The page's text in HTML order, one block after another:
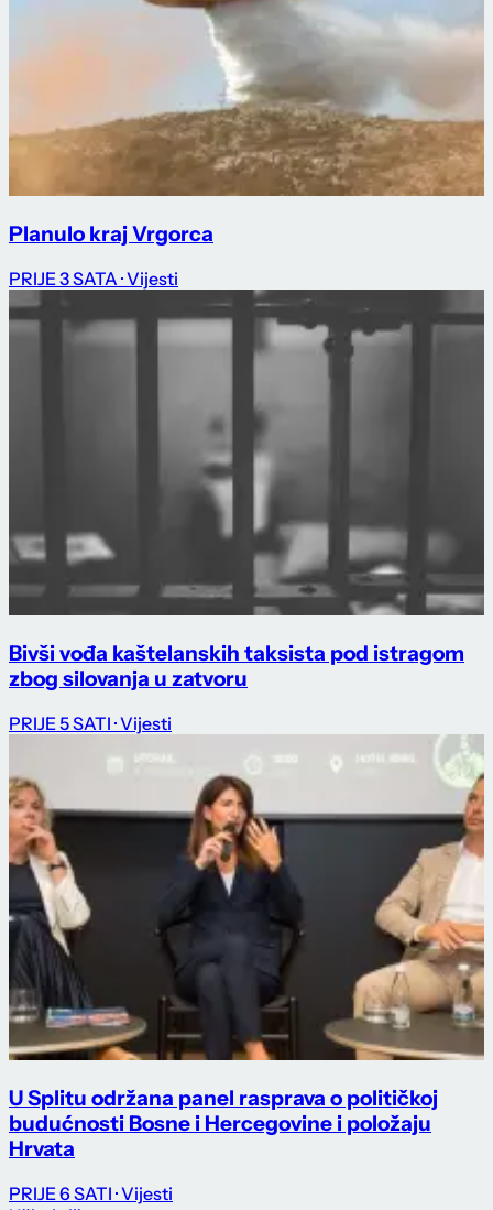
Planulo kraj Vrgorca
PRIJE 3 SATA · Vijesti
Bivši vođa kaštelanskih taksista pod istragom
zbog silovanja u zatvoru
PRIJE 5 SATI · Vijesti
U Splitu održana panel rasprava o političkoj
budućnosti Bosne i Hercegovine i položaju
Hrvata
PRIJE 6 SATI · Vijesti